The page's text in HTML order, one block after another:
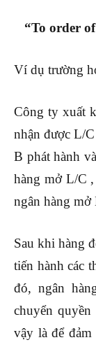
“To order
Ví dụ trường
Công ty xuất
nhận được L/
B phát hành
hàng mở L/C
ngân hàng mở
Sau khi hàng
tiến hành các
đó, ngân
chuyển
vậy là để